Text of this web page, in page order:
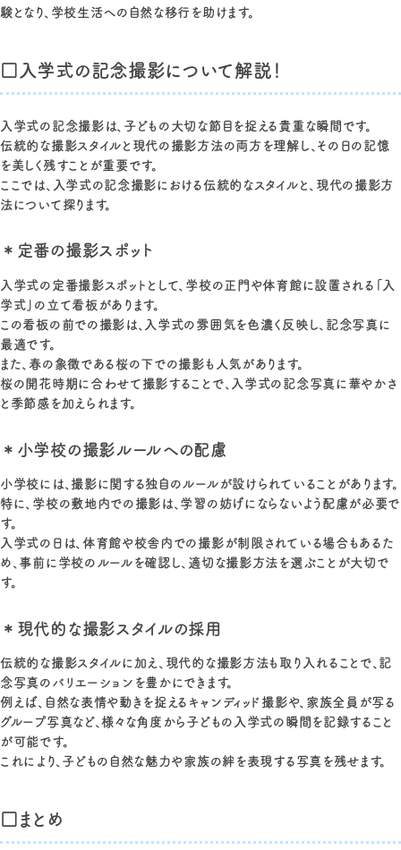
験となり、学校生活への自然な移行を助けます。
□入学式の記念撮影について解説！
入学式の記念撮影は、子どもの大切な節目を捉える貴重な瞬間です。
伝統的な撮影スタイルと現代の撮影方法の両方を理解し、その日の記憶
を美しく残すことが重要です。
ここでは、入学式の記念撮影における伝統的なスタイルと、現代の撮影方
法について探ります。
＊定番の撮影スポット
入学式の定番撮影スポットとして、学校の正門や体育館に設置される「入
学式」の立て看板があります。
この看板の前での撮影は、入学式の雰囲気を色濃く反映し、記念写真に
最適です。
また、春の象徴である桜の下での撮影も人気があります。
桜の開花時期に合わせて撮影することで、入学式の記念写真に華やかさ
と季節感を加えられます。
＊小学校の撮影ルールへの配慮
小学校には、撮影に関する独自のルールが設けられていることがあります。
特に、学校の敷地内での撮影は、学習の妨げにならないよう配慮が必要で
す。
入学式の日は、体育館や校舎内での撮影が制限されている場合もあるた
め、事前に学校のルールを確認し、適切な撮影方法を選ぶことが大切で
す。
＊現代的な撮影スタイルの採用
伝統的な撮影スタイルに加え、現代的な撮影方法も取り入れることで、記
念写真のバリエーションを豊かにできます。
例えば、自然な表情や動きを捉えるキャンディッド撮影や、家族全員が写る
グループ写真など、様々な角度から子どもの入学式の瞬間を記録すること
が可能です。
これにより、子どもの自然な魅力や家族の絆を表現する写真を残せます。
□まとめ